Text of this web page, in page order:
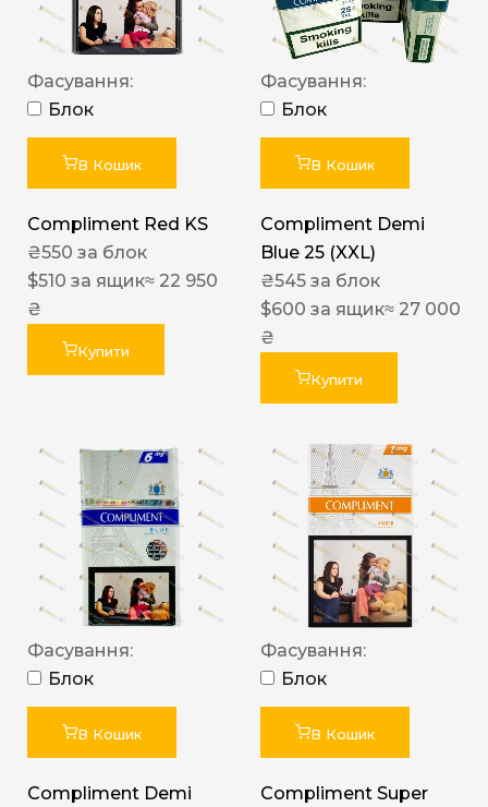
Фасування:
Блок
В Кошик
Compliment Red KS
₴550 за блок
$510 за ящик≈ 22 950
₴
Купити
Фасування:
Блок
В Кошик
Compliment Demi
Blue 25 (XXL)
₴545 за блок
$600 за ящик≈ 27 000
₴
Купити
Фасування:
Блок
В Кошик
Compliment Demi
Фасування:
Блок
В Кошик
Compliment Super